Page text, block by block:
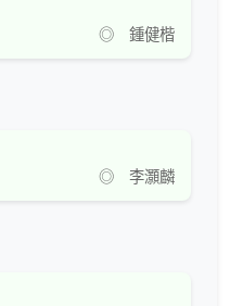
◎ 鍾健楷
◎ 李灝麟